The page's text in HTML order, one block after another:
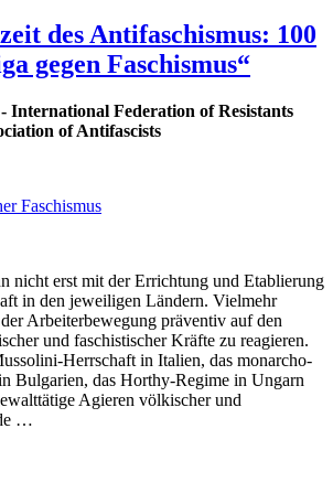
des Antifaschismus: 100
gegen Faschismus“
International Federation of Resistants
of Antifascists
Faschismus
nicht erst mit der Errichtung und Etablierung
in den jeweiligen Ländern. Vielmehr
Arbeiterbewegung präventiv auf den
und faschistischer Kräfte zu reagieren.
Herrschaft in Italien, das monarcho-
Bulgarien, das Horthy-Regime in Ungarn
Agieren völkischer und
…